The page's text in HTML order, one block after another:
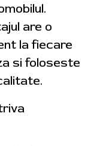
are o
la fiecare
si foloseste